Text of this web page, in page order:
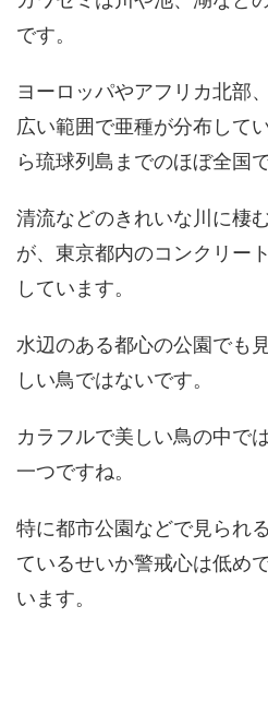
です。
ヨーロッパやアフリカ北部
広い範囲で亜種が分布して
ら琉球列島までのほぼ全国
清流などのきれいな川に棲
が、東京都内のコンクリー
しています。
水辺のある都心の公園でも
しい鳥ではないです。
カラフルで美しい鳥の中で
一つですね。
特に都市公園などで見られ
ているせいか警戒心は低め
います。